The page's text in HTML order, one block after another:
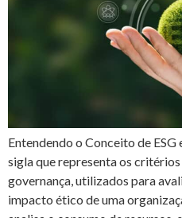
Entendendo o Conceito de ESG
sigla que representa os
governança, utilizados para
impacto ético de uma